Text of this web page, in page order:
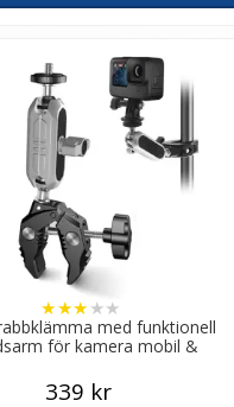
med funktionell
för kamera mobil &
★★★ ★★
339 kr